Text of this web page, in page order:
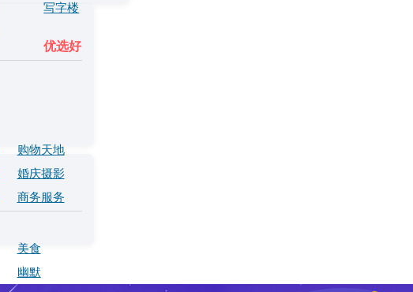
写字楼
优选好
购物天地
婚庆摄影
商务服务
美食
幽默